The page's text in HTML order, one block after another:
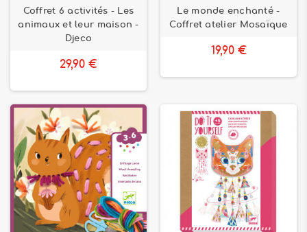
Coffret 6 activités - Les
animaux et leur maison -
Djeco
29,90 €
Le monde enchanté -
Coffret atelier Mosaïque
19,90 €